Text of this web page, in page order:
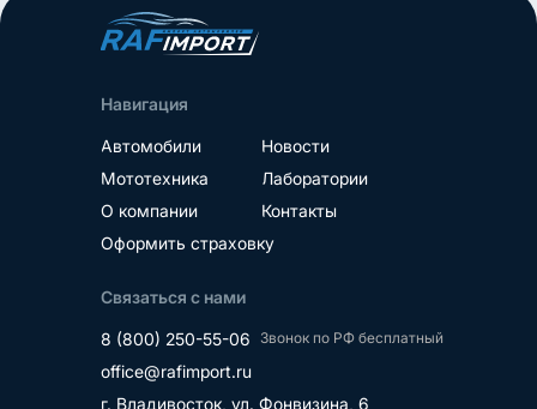
Навигация
Автомобили
Мототехника
О компании
Оформить страховку
Новости
Лаборатории
Контакты
Связаться с нами
8 (800) 250-55-06
office@rafimport.ru
г. Владивосток, ул. Фонвизина, 6
Звонок по РФ бесплатный